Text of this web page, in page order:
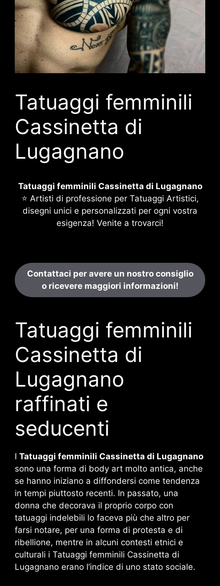
Tatuaggi femminili
Cassinetta di
Lugagnano
Tatuaggi femminili Cassinetta di Lugagnano
⭐ Artisti di professione per Tatuaggi Artistici,
disegni unici e personalizzati per ogni vostra
esigenza! Venite a trovarci!
Contattaci per avere un nostro consiglio
o ricevere maggiori informazioni!
Tatuaggi femminili
Cassinetta di
Lugagnano
raffinati e
seducenti
I Tatuaggi femminili Cassinetta di Lugagnano
sono una forma di body art molto antica, anche
se hanno iniziano a diffondersi come tendenza
in tempi piuttosto recenti. In passato, una
donna che decorava il proprio corpo con
tatuaggi indelebili lo faceva più che altro per
farsi notare, per una forma di protesta e di
ribellione, mentre in alcuni contesti etnici e
culturali i Tatuaggi femminili Cassinetta di
Lugagnano erano l’indice di uno stato sociale.